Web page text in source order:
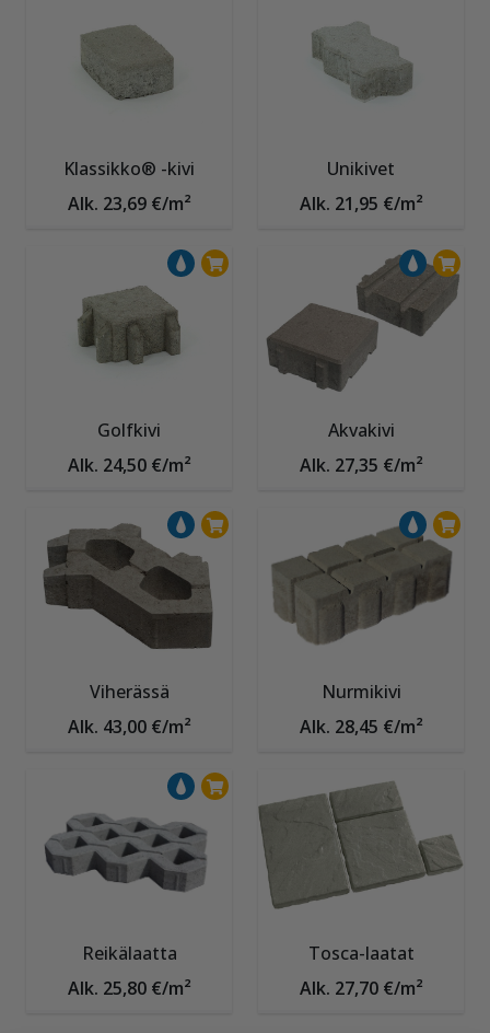
Klassikko® -kivi
Alk. 23,69 €/m²
Unikivet
Alk. 21,95 €/m²
Golfkivi
Alk. 24,50 €/m²
Akvakivi
Alk. 27,35 €/m²
Viherässä
Alk. 43,00 €/m²
Nurmikivi
Alk. 28,45 €/m²
Reikälaatta
Alk. 25,80 €/m²
Tosca-laatat
Alk. 27,70 €/m²